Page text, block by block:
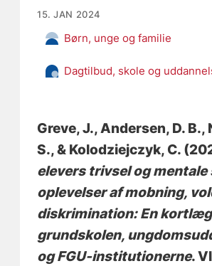
15. JAN 2024
Børn, unge og familie
Dagtilbud, skole og
Greve, J., Andersen, D. B.,
S., & Kolodziejczyk, C.
elevers trivsel og
oplevelser af mobning,
diskrimination: En
grundskolen,
og FGU-institutionerne.